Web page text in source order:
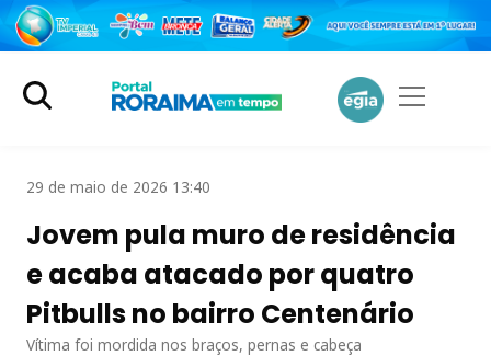
29 de maio de 2026 13:40
Jovem pula muro de residência
e acaba atacado por quatro
Pitbulls no bairro Centenário
Vítima foi mordida nos braços, pernas e cabeça